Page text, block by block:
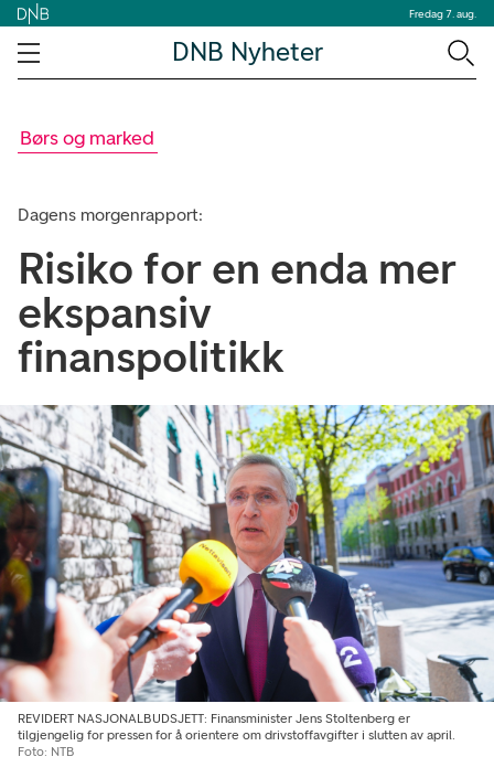
Fredag 7. aug.
DNB Nyheter
Børs og marked
Dagens morgenrapport:
Risiko for en enda mer
ekspansiv
finanspolitikk
REVIDERT NASJONALBUDSJETT: Finansminister Jens Stoltenberg er
tilgjengelig for pressen for å orientere om drivstoffavgifter i slutten av april.
Foto: NTB